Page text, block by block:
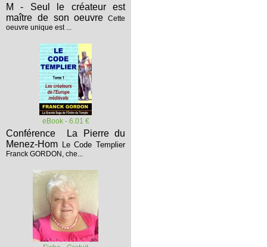
M - Seul le créateur est
maître de son oeuvre Cette
oeuvre unique est ...
eBook - 6.01 €
Conférence La Pierre du
Menez-Hom Le Code Templier
Franck GORDON, che...